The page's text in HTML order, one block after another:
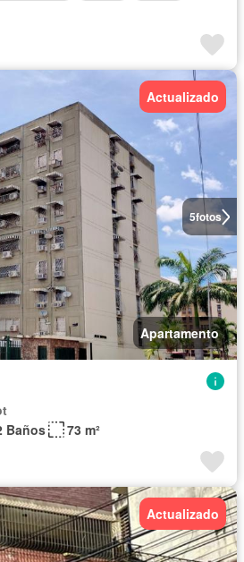
5fotos
Actualizado
Apartamento
Baños 73 m²
Actualizado